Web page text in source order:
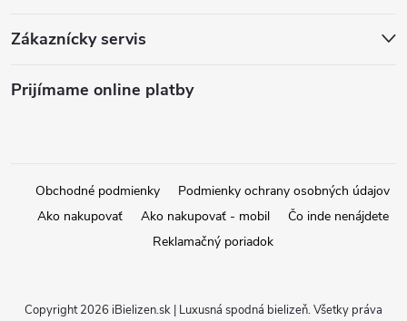
Zákaznícky servis
Prijímame online platby
Obchodné podmienky
Podmienky ochrany osobných údajov
Ako nakupovať
Ako nakupovať - mobil
Čo inde nenájdete
Reklamačný poriadok
Copyright 2026 iBielizen.sk | Luxusná spodná bielizeň. Všetky práva